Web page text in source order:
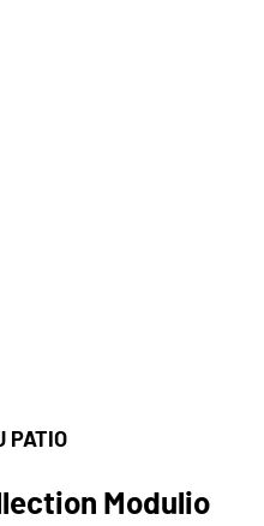
PATIO
Modulio